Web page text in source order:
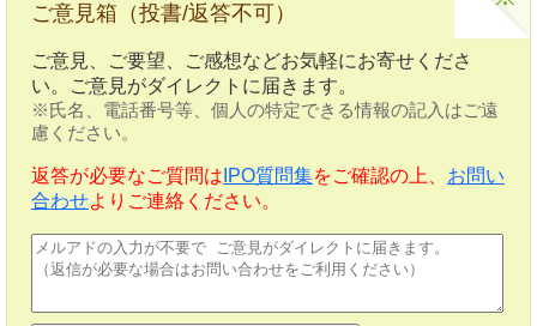
ご意見箱（投書/返答不可）
ご意見、ご要望、ご感想などお気軽にお寄せくださ
い。ご意見がダイレクトに届きます。
※氏名、電話番号等、個人の特定できる情報の記入はご遠
慮ください。
返答が必要なご質問は IPO質問集をご確認の上、 お問い
合わせよりご連絡ください。